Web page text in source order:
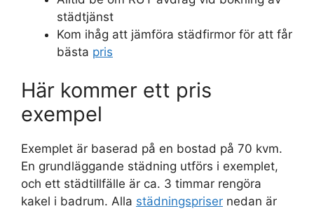
städtjänst
Kom ihåg att jämföra städfirmor för att får
bästa pris
Här kommer ett pris
exempel
Exemplet är baserad på en bostad på 70 kvm.
En grundläggande städning utförs i exemplet,
och ett städtillfälle är ca. 3 timmar rengöra
kakel i badrum. Alla städningspriser nedan är